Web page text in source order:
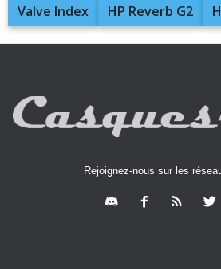
Valve Index
HP Reverb G2
Rejoignez-nous sur les